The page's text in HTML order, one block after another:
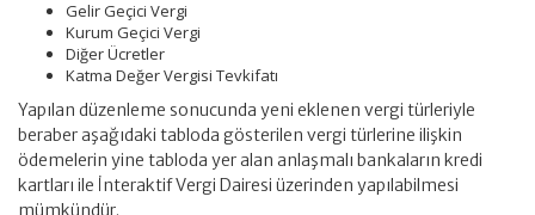
Gelir Geçici Vergi
Kurum Geçici Vergi
Diğer Ücretler
Katma Değer Vergisi Tevkifatı
Yapılan düzenleme sonucunda yeni eklenen vergi türleriyle
beraber aşağıdaki tabloda gösterilen vergi türlerine ilişkin
ödemelerin yine tabloda yer alan anlaşmalı bankaların kredi
kartları ile İnteraktif Vergi Dairesi üzerinden yapılabilmesi
mümkündür.